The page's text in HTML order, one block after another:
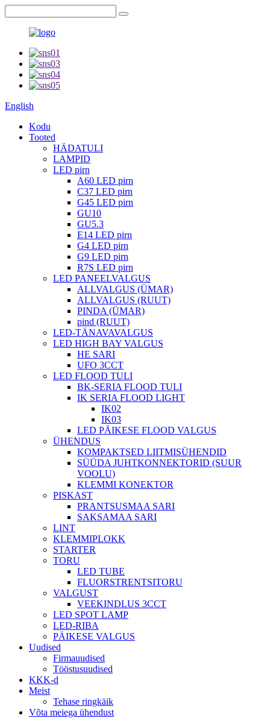
English
Kodu
Tooted
HÄDATULI
LAMPID
LED pirn
A60 LED pirn
C37 LED pirn
G45 LED pirn
GU10
GU5.3
E14 LED pirn
G4 LED pirn
G9 LED pirn
R7S LED pirn
LED PANEELVALGUS
ALLVALGUS (ÜMAR)
ALLVALGUS (RUUT)
PINDA (ÜMAR)
pind (RUUT)
LED-TÄNAVAVALGUS
LED HIGH BAY VALGUS
HE SARI
UFO 3CCT
LED FLOOD TULI
BK-SERIA FLOOD TULI
IK SERIA FLOOD LIGHT
IK02
IK03
LED PÄIKESE FLOOD VALGUS
ÜHENDUS
KOMPAKTSED LIITMISÜHENDID
SÜÜDA JUHTKONNEKTORID (SUUR
VOOLU)
KLEMMI KONEKTOR
PISKAST
PRANTSUSMAA SARI
SAKSAMAA SARI
LINT
KLEMMIPLOKK
STARTER
TORU
LED TUBE
FLUORSTRENTSITORU
VALGUST
VEEKINDLUS 3CCT
LED SPOT LAMP
LED-RIBA
PÄIKESE VALGUS
Uudised
Firmauudised
Tööstusuudised
KKK-d
Meist
Tehase ringkäik
Võta meiega ühendust